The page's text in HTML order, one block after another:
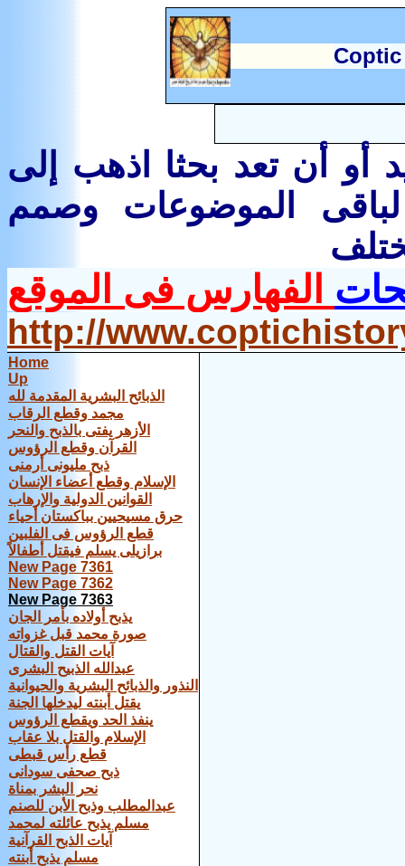
C
أو أن تعد بحثا اذهب إلى
الموضوعات وصمم
الفهارس فى الموقع
http://
Home
Up
الذبائح البشرية المقدمة لله
مجمد وقطع الرقاب
الأزهر يفتى بالذبح والنحر
القرآن وقطع الرؤوس
ذبح مليونى أرمنى
الإسلام وقطع أعضاء الإنسان
القوانين الدولية والإرهاب
حرق مسيحيين بباكستان أحياء
قطع الرؤوس فى الفلبين
برازيلى يسلم فيقتل أطفالاً
New Page 7361
New Page 7362
New Page 7363
يذبح أولاده بأمر الجان
صورة محمد قبل غزواته
آيات القتل والقتال
عبدالله الذبيح البشرى
النذور والذبائح البشرية والحيوانية
يقتل أبنته ليدخلها الجنة
ينفذ الحد ويقطع الرؤوس
الإسلام والقتل بلا عقاب
قطع رأس قبطى
ذبح صحفى سودانى
نحر البشر بمناة
عبدالمطلب وذبح الأبن للصنم
مسلم يذبح عائلته لمحمد
آيات الذبح القرآنية
مسلم يذبح أبنته